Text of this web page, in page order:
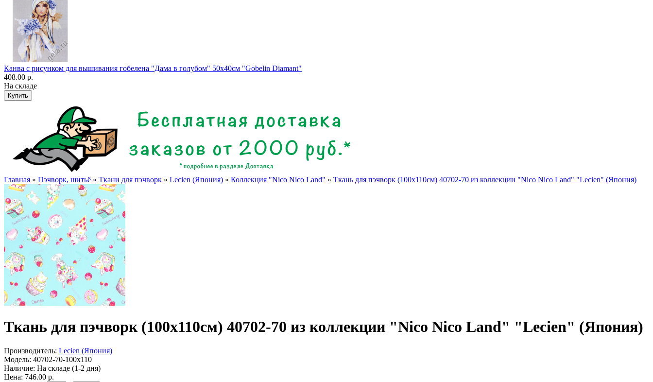
Канва с рисунком для вышивания гобелена "Дама в голубом" 50х40см "Gobelin Diamant"
408.00 р.
На складе
Главная » Пэчворк, шитьё » Ткани для пэчворк » Lecien (Япония) » Коллекция "Nico Nico Land" » Ткань для пэчворк (100x110см) 40702-70 из коллекции "Nico Nico Land" "Lecien" (Япония)
Ткань для пэчворк (100x110см) 40702-70 из коллекции "Nico Nico Land" "Lecien" (Япония)
Производитель: Lecien (Япония)
Модель: 40702-70-100x110
Наличие: На складе (1-2 дня)
Цена: 746.00 р.